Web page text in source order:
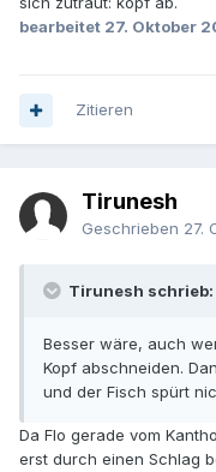
bearbeitet 27. Oktober
Zitieren
Tirunesh
Geschrieben 27.
Tirunesh schrieb:
Besser wäre, auch
Kopf abschneiden.
und der Fisch spürt
Da Flo gerade vom
erst durch einen Schlag